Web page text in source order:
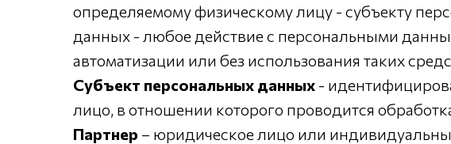
определяемому физическому лицу - субъекту
данных - любое действие с персональными
автоматизации или без использования таких
Субъект персональных данных -
лицо, в отношении которого проводится
Партнер – юридическое лицо или